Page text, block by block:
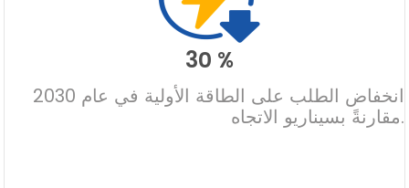
30 %
انخفاض الطلب على الطاقة الأولية في عام 2030
مقارنةً بسيناريو الاتجاه.